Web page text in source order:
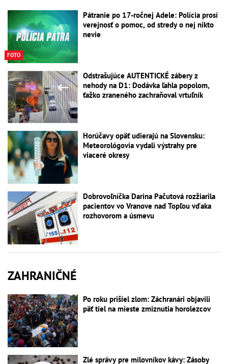
FOTO
Pátranie po 17-ročnej Adele: Polícia prosí
verejnosť o pomoc, od stredy o nej nikto
nevie
Odstrašujúce AUTENTICKÉ zábery z
nehody na D1: Dodávka ľahla popolom,
ťažko zraneného zachraňoval vrtuľník
Horúčavy opäť udierajú na Slovensku:
Meteorológovia vydali výstrahy pre
viaceré okresy
Dobrovoľníčka Darina Pačutová rozžiarila
pacientov vo Vranove nad Topľou vďaka
rozhovorom a úsmevu
ZAHRANIČNÉ
Po roku prišiel zlom: Záchranári objavili
päť tiel na mieste zmiznutia horolezcov
Zlé správy pre milovníkov kávy: Zásoby